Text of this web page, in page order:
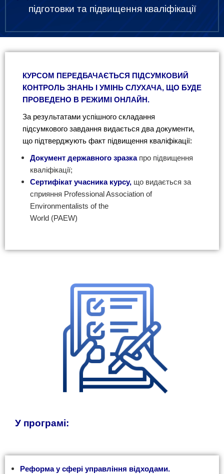
підготовки та підвищення кваліфікації
КУРСОМ ПЕРЕДБАЧАЄТЬСЯ ПІДСУМКОВИЙ
КОНТРОЛЬ ЗНАНЬ І УМІНЬ СЛУХАЧА, ЩО БУДЕ
ПРОВЕДЕНО В РЕЖИМІ ОНЛАЙН.
За результатами успішного складання
підсумкового завдання видається два документи,
що підтверджують факт підвищення кваліфікації:
Документ державного зразкапро підвищення
кваліфікації;
Сертифікат учасника курсу, що видається за
сприяння Professional Association of
Environmentalists of the
World (PAEW)
У програмі:
Реформа у сфері управління відходами.